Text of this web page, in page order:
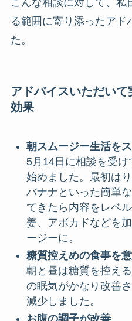
る範囲に寄り添ったアド
た。
アドバイスいただいて
効果
朝スムージー生活を
5月14日に相談を受
始めました。最初は
バナナといった簡単
てきたら内容をレベ
姜、アボカドなどを
ージーに。
糖質控えめの食事を
朝と昼は糖質を控え
の眠気がかなり改善
減少しました。